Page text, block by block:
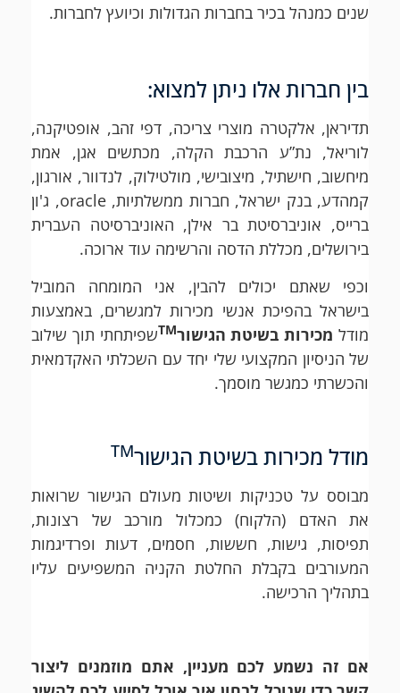
שנים כמנהל בכיר בחברות הגדולות וכיועץ לחברות.
בין חברות אלו ניתן למצוא:
תדיראן, אלקטרה מוצרי צריכה, דפי זהב, אופטיקנה,
לוריאל, נת”ע הרכבת הקלה, מכתשים אגן, אמת
מיחשוב, חישתיל, מיצובישי, מולטילוק, לנדוור, אורגון,
קמהדע, בנק ישראל, חברות ממשלתיות, oracle, ג'ון
ברייס, אוניברסיטת בר אילן, האוניברסיטה העברית
בירושלים, מכללת הדסה והרשימה עוד ארוכה.
וכפי שאתם יכולים להבין, אני המומחה המוביל
בישראל בהפיכת אנשי מכירות למגשרים, באמצעות
מודל מכירות בשיטת הגישורTMשפיתחתי תוך שילוב
של הניסיון המקצועי שלי יחד עם השכלתי האקדמאית
והכשרתי כמגשר מוסמך.
מודל מכירות בשיטת הגישורTM
מבוסס על טכניקות ושיטות מעולם הגישור שרואות
את האדם (הלקוח) כמכלול מורכב של רצונות,
תפיסות, גישות, חששות, חסמים, דעות ופרדיגמות
המעורבים בקבלת החלטת הקניה המשפיעים עליו
בתהליך הרכישה.
אם זה נשמע לכם מעניין, אתם מוזמנים ליצור